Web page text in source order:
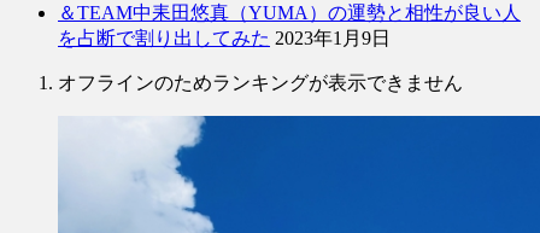
＆TEAM中耒田悠真（YUMA）の運勢と相性が良い人
を占断で割り出してみた 2023年1月9日
オフラインのためランキングが表示できません